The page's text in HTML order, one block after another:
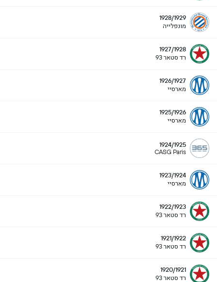
1928/1929
מונפלייה
1927/1928
רד סטאר 93
1926/1927
מארסיי
1925/1926
מארסיי
1924/1925
CASG Paris
1923/1924
מארסיי
1922/1923
רד סטאר 93
1921/1922
רד סטאר 93
1920/1921
רד סטאר 93